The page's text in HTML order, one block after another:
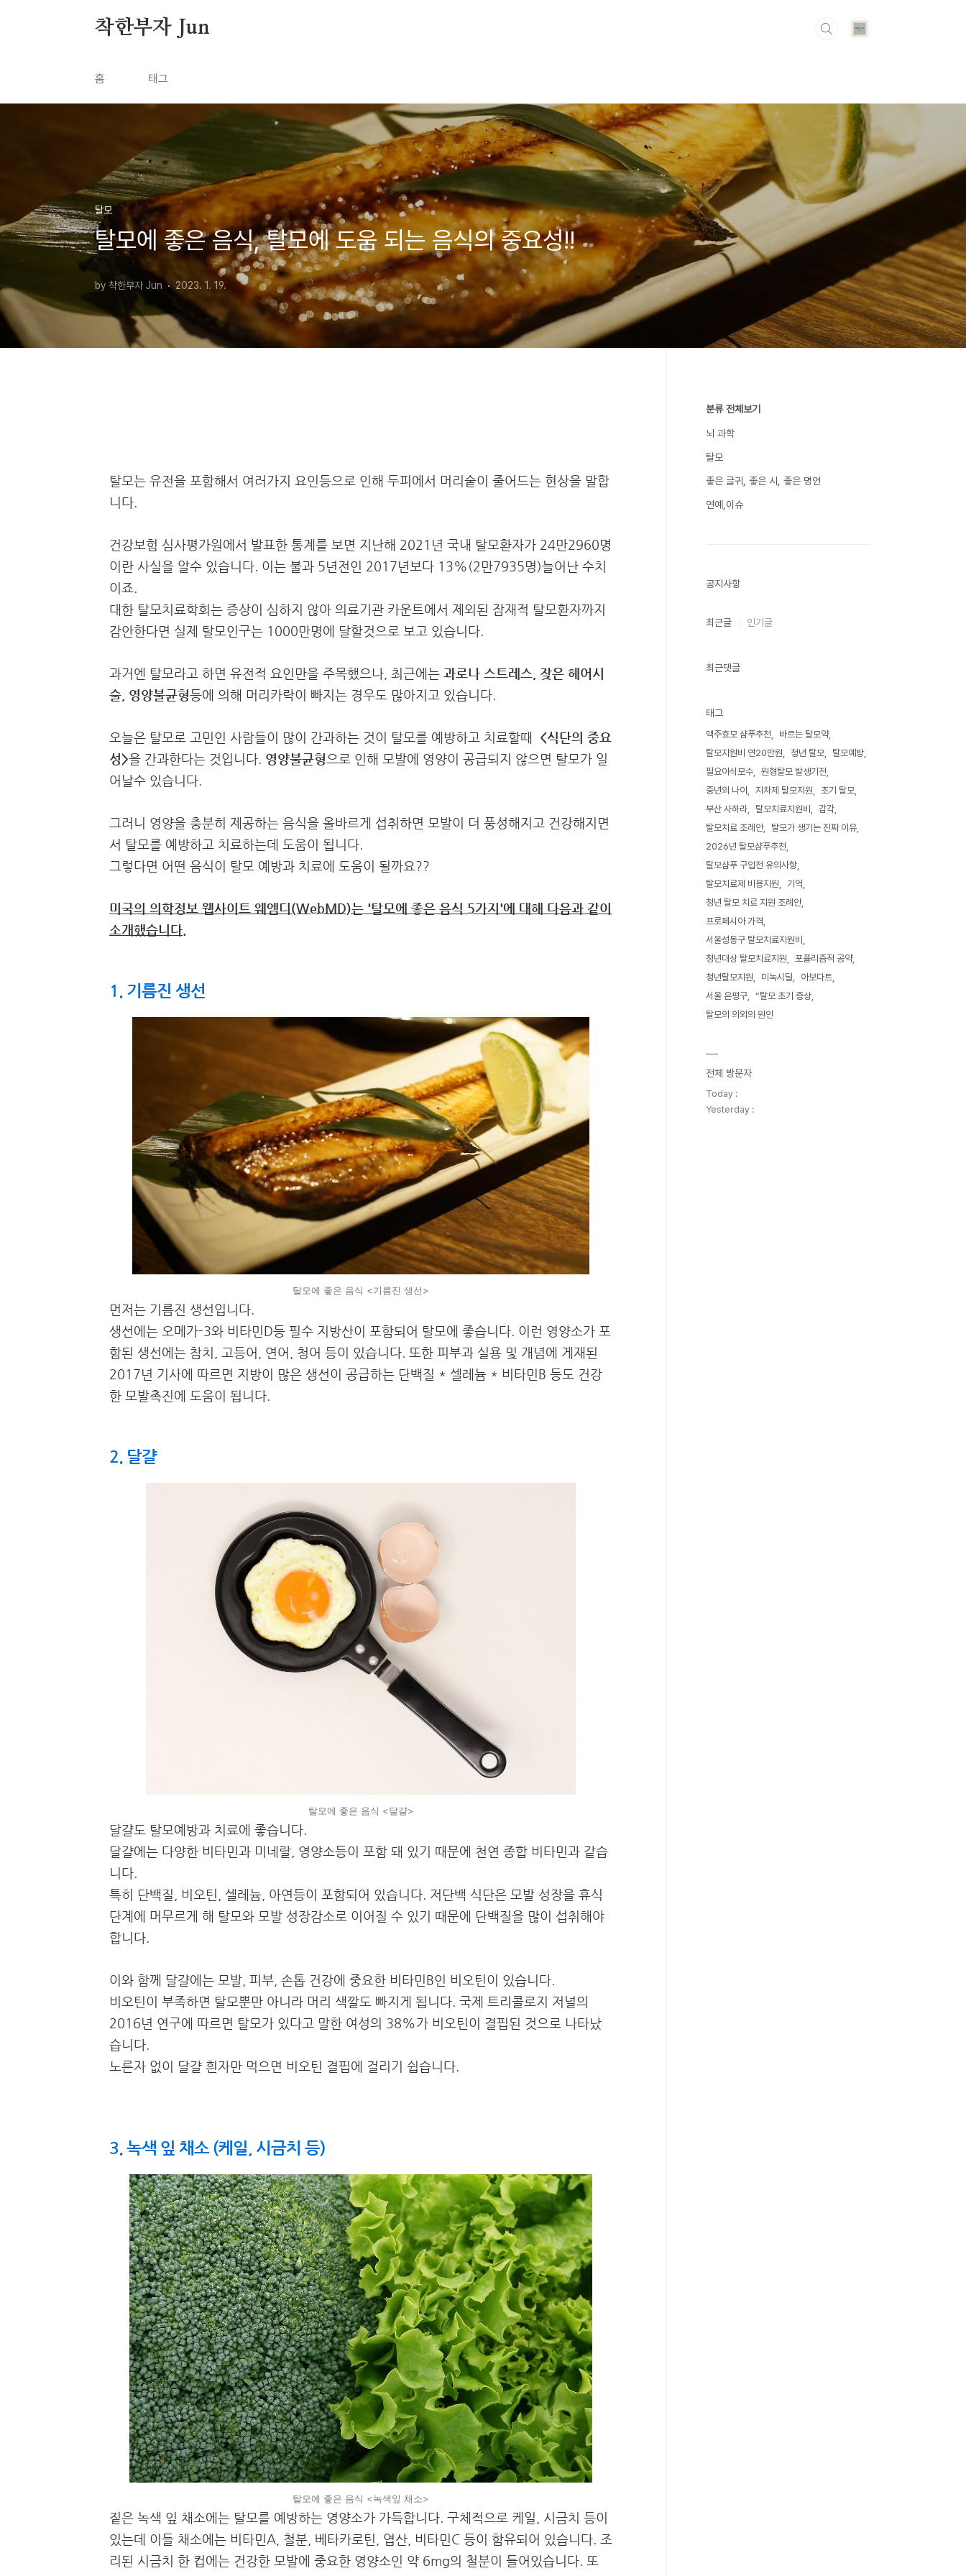
착한부자 Jun
홈 태그
탈모
탈모에 좋은 음식, 탈모에 도움 되는 음식의 중요성!!
by 착한부자 Jun 2023. 1. 19.
탈모는 유전을 포함해서 여러가지 요인등으로 인해 두피에서 머리숱이 줄어드는 현상을 말합
니다.
건강보험 심사평가원에서 발표한 통계를 보면 지난해 2021년 국내 탈모환자가 24만2960명
이란 사실을 알수 있습니다. 이는 불과 5년전인 2017년보다 13%(2만7935명)늘어난 수치
이죠.
대한 탈모치료학회는 증상이 심하지 않아 의료기관 카운트에서 제외된 잠재적 탈모환자까지
감안한다면 실제 탈모인구는 1000만명에 달할것으로 보고 있습니다.
과거엔 탈모라고 하면 유전적 요인만을 주목했으나, 최근에는 과로나 스트레스, 잦은 헤어시
술, 영양불균형등에 의해 머리카락이 빠지는 경우도 많아지고 있습니다.
오늘은 탈모로 고민인 사람들이 많이 간과하는 것이 탈모를 예방하고 치료할때
<식단의 중요
성>을 간과한다는 것입니다. 영양불균형으로 인해 모발에 영양이 공급되지 않으면 탈모가 일
어날수 있습니다.
그러니 영양을 충분히 제공하는 음식을 올바르게 섭취하면 모발이 더 풍성해지고 건강해지면
서 탈모를 예방하고 치료하는데 도움이 됩니다.
그렇다면 어떤 음식이 탈모 예방과 치료에 도움이 될까요??
미국의 의학정보 웹사이트 웨엠디(WebMD)는 '탈모에 좋은 음식 5가지'에 대해 다음과 같이
소개했습니다.
1. 기름진 생선
탈모에 좋은 음식 <기름진 생선>
먼저는 기름진 생선입니다.
생선에는 오메가-3와 비타민D등 필수 지방산이 포함되어 탈모에 좋습니다. 이런 영양소가 포
함된 생선에는 참치, 고등어, 연어, 청어 등이 있습니다. 또한 피부과 실용 및 개념에 게재된
2017년 기사에 따르면 지방이 많은 생선이 공급하는 단백질 * 셀레늄 * 비타민B 등도 건강
한 모발촉진에 도움이 됩니다.
2. 달걀
탈모에 좋은 음식 <달걀>
달걀도 탈모예방과 치료에 좋습니다.
달걀에는 다양한 비타민과 미네랄, 영양소등이 포함 돼 있기 때문에 천연 종합 비타민과 같습
니다.
특히 단백질, 비오틴, 셀레늄, 아연등이 포함되어 있습니다. 저단백 식단은 모발 성장을 휴식
단계에 머무르게 해 탈모와 모발 성장감소로 이어질 수 있기 때문에 단백질을 많이 섭취해야
합니다.
이와 함께 달걀에는 모발, 피부, 손톱 건강에 중요한 비타민B인 비오틴이 있습니다.
비오틴이 부족하면 탈모뿐만 아니라 머리 색깔도 빠지게 됩니다. 국제 트리콜로지 저널의
2016년 연구에 따르면 탈모가 있다고 말한 여성의 38%가 비오틴이 결핍된 것으로 나타났
습니다.
노른자 없이 달걀 흰자만 먹으면 비오틴 결핍에 걸리기 쉽습니다.
3. 녹색 잎 채소 (케일, 시금치 등)
탈모에 좋은 음식 <녹색잎 채소>
짙은 녹색 잎 채소에는 탈모를 예방하는 영양소가 가득합니다. 구체적으로 케일, 시금치 등이
있는데 이들 채소에는 비타민A, 철분, 베타카로틴, 엽산, 비타민C 등이 함유되어 있습니다. 조
리된 시금치 한 컵에는 건강한 모발에 중요한 영양소인 약 6mg의 철분이 들어있습니다. 또
분류 전체보기
뇌 과학
탈모
좋은 글귀, 좋은 시, 좋은 명언
연예,이슈
공지사항
최근글 인기글
최근댓글
태그
맥주효모 샴푸추천
바르는 탈모약
탈모지원비 연20만원
청년 탈모
탈모예방
필요이식모수
원형탈모 발생기전
중년의 나이
지차제 탈모지원
초기 탈모
부산 사하라
탈모치료지원비
감각
탈모치료 조례안
탈모가 생기는 진짜 이유
2026년 탈모샴푸추천
탈모샴푸 구입전 유의사항
탈모치료제 비용지원
기억
청년 탈모 치료 지원 조례안
프로페시아 가격
서울성동구 탈모치료지원비
청년대상 탈모치료지원
포퓰리즘적 공약
청년탈모지원
미녹시딜
아보다트
서울 은평구
“탈모 초기 증상
탈모의 의외의 원인
전체 방문자
Today :
Yesterday :